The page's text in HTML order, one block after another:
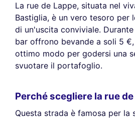
La rue de Lappe, situata nel
Bastiglia, è un vero tesoro per
di un'uscita conviviale.
bar offrono bevande a soli 5
ottimo modo per godersi una
svuotare il portafoglio.
Perché scegliere la rue
Questa strada è famosa per la